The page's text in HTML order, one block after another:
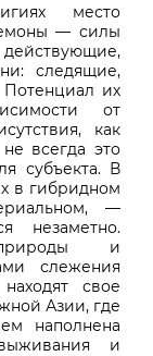
место
— силы
следящие,
их
от
как
всегда это
субъекта. В
в гибридном
—
незаметно.
и
слежения
свое
Азии, где
наполнена
и